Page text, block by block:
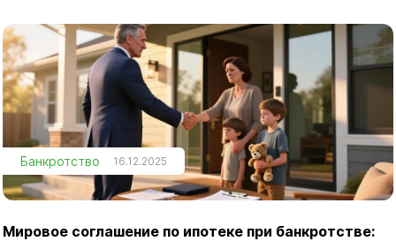
Банкротство 16.12.2025
Мировое соглашение по ипотеке при банкротстве: